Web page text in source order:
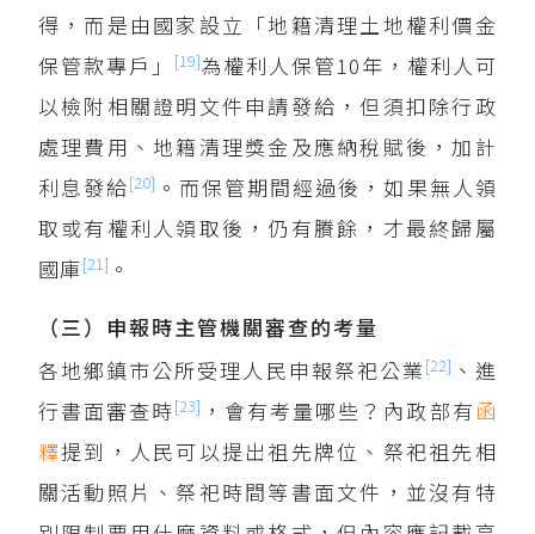
得，而是由國家設立「地籍清理土地權利價金
保管款專戶」
[19]為權利人保管10年，權利人可
以檢附相關證明文件申請發給，但須扣除行政
處理費用、地籍清理獎金及應納稅賦後，加計
利息發給[20] 。而保管期間經過後，如果無人領
取或有權利人領取後，仍有賸餘，才最終歸屬
國庫[21] 。
（三）申報時主管機關審查的考量
各地鄉鎮市公所受理人民申報祭祀公業 [22] 、進
行書面審查時[23] ，會有考量哪些？內政部有 函
釋提到，人民可以提出祖先牌位、祭祀祖先相
關活動照片、祭祀時間等書面文件，並沒有特